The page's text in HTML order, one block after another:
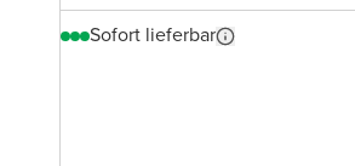
Sofort lieferbar